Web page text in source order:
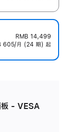
RMB 14,499
605/月 (24 期) 起
- VESA